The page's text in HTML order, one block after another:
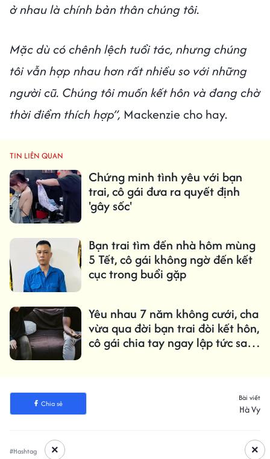
ở nhau là chính bản thân chúng tôi.
Mặc dù có chênh lệch tuổi tác, nhưng chúng
tôi vẫn hợp nhau hơn rất nhiều so với những
người cũ. Chúng tôi muốn kết hôn và đang chờ
thời điểm thích hợp”, Mackenzie cho hay.
TIN LIÊN QUAN
Chứng minh tình yêu với bạn
trai, cô gái đưa ra quyết định
'gây sốc'
Bạn trai tìm đến nhà hôm mùng
5 Tết, cô gái không ngờ đến kết
cục trong buổi gặp
Yêu nhau 7 năm không cưới, cha
vừa qua đời bạn trai đòi kết hôn,
cô gái chia tay ngay lập tức sau
Chia sẻ
Bài viết
Hà Vy
#Hashtag ×
×